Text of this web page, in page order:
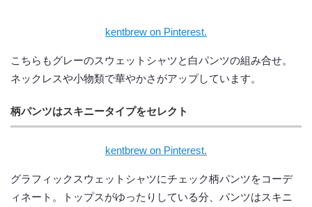
kentbrew on Pinterest.
こちらもグレーのスウェットシャツと白パンツの組み合せ。
ネックレスや小物類で華やかさがアップしています。
柄パンツはスキニータイプをセレクト
kentbrew on Pinterest.
グラフィックスウェットシャツにチェック柄パンツをコーデ
ィネート。トップスがゆったりしている分、パンツはスキニ